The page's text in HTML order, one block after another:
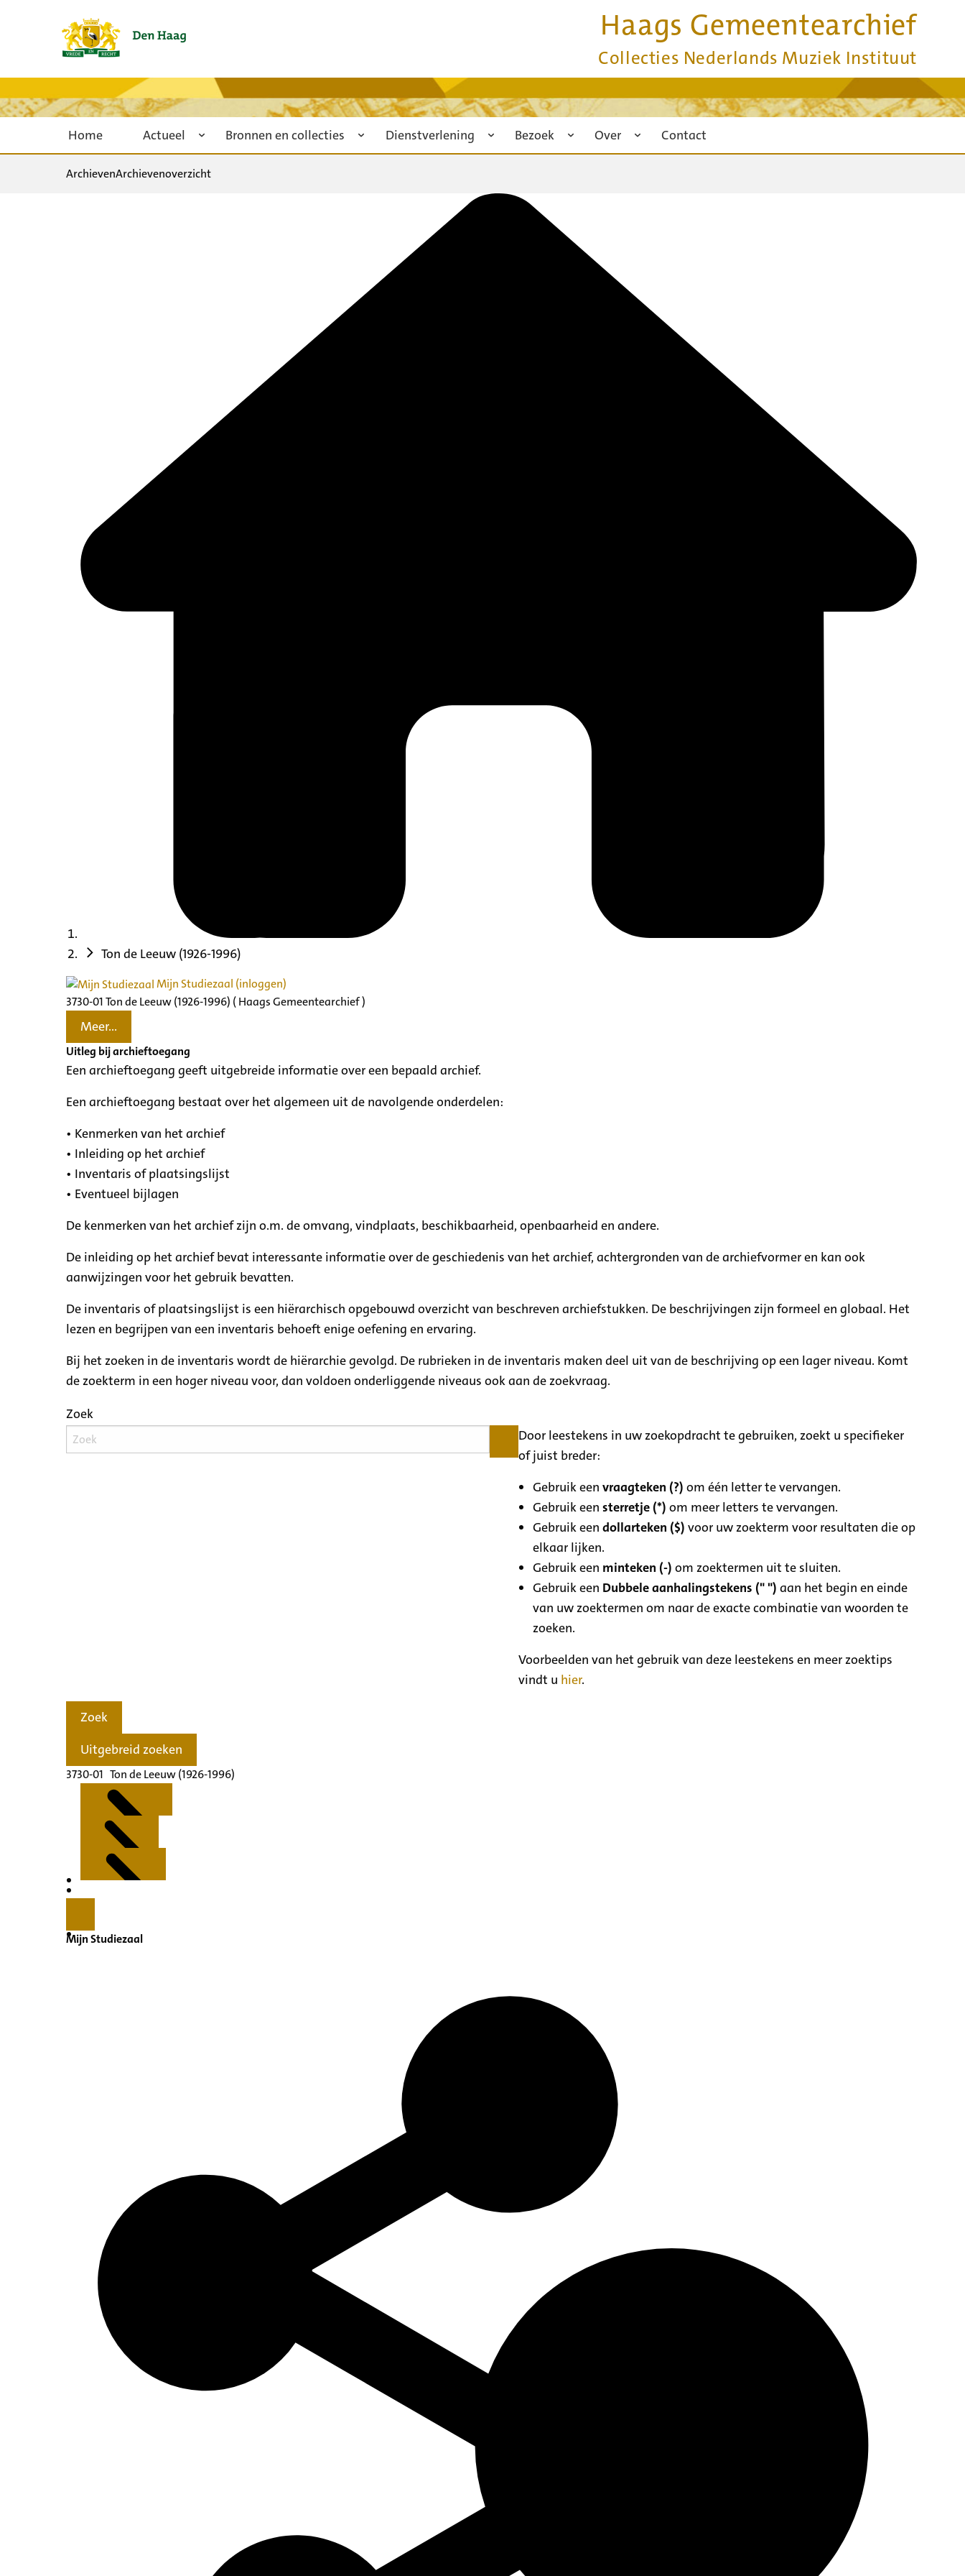
Haags Gemeentearchief
Collecties Nederlands Muziek Instituut
Home Actueel Bronnen en collecties Dienstverlening Bezoek Over Contact
ArchievenArchievenoverzicht
Ton de Leeuw (1926-1996)
Mijn Studiezaal (inloggen)
3730-01 Ton de Leeuw (1926-1996) ( Haags Gemeentearchief )
Meer...
Uitleg bij archieftoegang
Een archieftoegang geeft uitgebreide informatie over een bepaald archief.
Een archieftoegang bestaat over het algemeen uit de navolgende onderdelen:
• Kenmerken van het archief
• Inleiding op het archief
• Inventaris of plaatsingslijst
• Eventueel bijlagen
De kenmerken van het archief zijn o.m. de omvang, vindplaats, beschikbaarheid, openbaarheid en andere.
De inleiding op het archief bevat interessante informatie over de geschiedenis van het archief, achtergronden van de archiefvormer en kan ook
aanwijzingen voor het gebruik bevatten.
De inventaris of plaatsingslijst is een hiërarchisch opgebouwd overzicht van beschreven archiefstukken. De beschrijvingen zijn formeel en globaal. Het
lezen en begrijpen van een inventaris behoeft enige oefening en ervaring.
Bij het zoeken in de inventaris wordt de hiërarchie gevolgd. De rubrieken in de inventaris maken deel uit van de beschrijving op een lager niveau. Komt
de zoekterm in een hoger niveau voor, dan voldoen onderliggende niveaus ook aan de zoekvraag.
Zoek
Door leestekens in uw zoekopdracht te gebruiken, zoekt u specifieker
of juist breder:
Gebruik eenvraagteken (?) om één letter te vervangen.
Gebruik eensterretje (*) om meer letters te vervangen.
Gebruik eendollarteken ($) voor uw zoekterm voor resultaten die op
elkaar lijken.
Gebruik een minteken (-) om zoektermen uit te sluiten.
Gebruik een Dubbele aanhalingstekens (" ") aan het begin en einde
van uw zoektermen om naar de exacte combinatie van woorden te
zoeken.
Voorbeelden van het gebruik van deze leestekens en meer zoektips
vindt u hier.
Zoek
Uitgebreid zoeken
3730-01 Ton de Leeuw (1926-1996)
Inventaris
Mijn Studiezaal